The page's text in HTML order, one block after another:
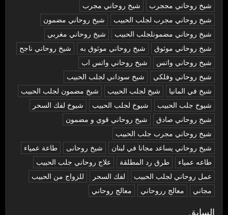
شيخ روحاني مججرب
شيخ روحاني مجرب
شيخ روحاني مجرب لجلب الحبيب
شيخ روحاني مضمون
شيخ روحاني مضمونلجلب الحبيب
شيخ روحاني مغربي
شيخ روحاني موثوق
شيخ روحاني موثوق به
شيخ روحاني ناجح
شيخ روحاني واتس
شيخ روحاني واتس اب
شيخ روحاني وفلكي
شيخ سوداني لجلب الحبيب
شيخ في المانيا
شيخ لجلب الحبيب
شيخ مضمون لجلب الحبيب
شيوخ جلب الحبيب
شيوخ لجلب الحبيب
شيوخ لفك السحر
شیخ روحاني صادق
شیخ روحاني قوي و مضمون
شیخ روحاني مجرب جلب الحبيب
شیخ روحاني يساعد مجانا في لبنان
شیخ روحانی
طاعة عمياء
طاعه عمياء
طرق رد المطلقة
علاج روحاني جلب الحبيب
عمل روحاني لجلب الحبيب
لفك السحر
للزواج من الحبيب
مجاني
معالج رروحاني معالج روحاني